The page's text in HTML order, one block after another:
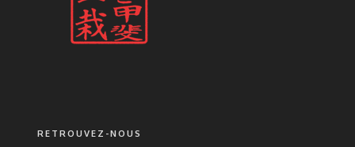
RETROUVEZ-NOUS